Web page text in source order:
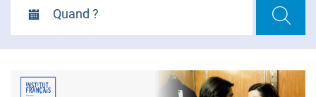
Quand ?